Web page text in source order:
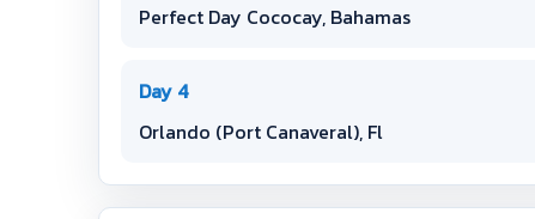
Perfect Day Cococay, Bahamas
Day 4
Orlando (Port Canaveral), Fl